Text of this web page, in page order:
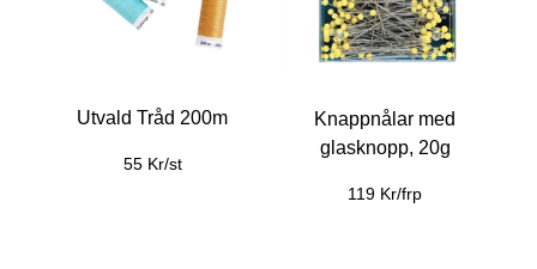
Utvald Tråd 200m
55 Kr/st
Knappnålar med
glasknopp, 20g
119 Kr/frp